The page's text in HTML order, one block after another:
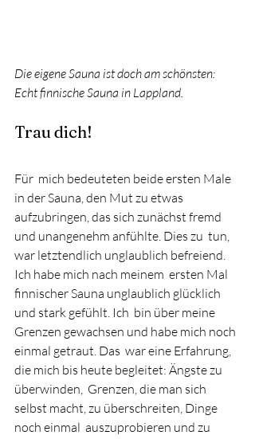
Die eigene Sauna ist doch am schönsten:
Echt finnische Sauna in Lappland.
Trau dich!
Für  mich bedeuteten beide ersten Male
in der Sauna, den Mut zu etwas
aufzubringen, das sich zunächst fremd
und unangenehm anfühlte. Dies zu  tun,
war letztendlich unglaublich befreiend.
Ich habe mich nach meinem  ersten Mal
finnischer Sauna unglaublich glücklich
und stark gefühlt. Ich  bin über meine
Grenzen gewachsen und habe mich noch
einmal getraut. Das  war eine Erfahrung,
die mich bis heute begleitet: Ängste zu
überwinden,  Grenzen, die man sich
selbst macht, zu überschreiten, Dinge
noch einmal  auszuprobieren und zu